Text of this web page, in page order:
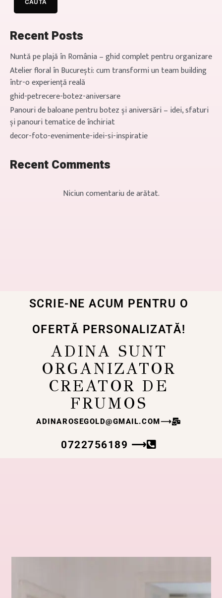
CAUTĂ
Recent Posts
Nuntă pe plajă în România – ghid complet pentru organizare
Atelier floral în București: cum transformi un team building
într-o experiență reală
ghid-petrecere-botez-aniversare
Panouri de baloane pentru botez și aniversări – idei, sfaturi
și panouri tematice de închiriat
decor-foto-evenimente-idei-si-inspiratie
Recent Comments
Niciun comentariu de arătat.
SCRIE-NE ACUM PENTRU O
OFERTĂ PERSONALIZATĂ!
ADINA SUNT
ORGANIZATOR
CREATOR DE
FRUMOS
ADINAROSEGOLD@GMAIL.COM⟶
0722756189 ⟶